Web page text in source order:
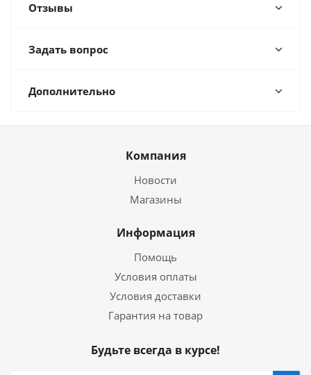
Отзывы
Задать вопрос
Дополнительно
Компания
Новости
Магазины
Информация
Помощь
Условия оплаты
Условия доставки
Гарантия на товар
Будьте всегда в курсе!